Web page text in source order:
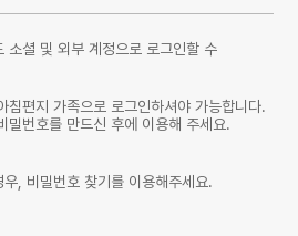
소셜 및 외부 계정으로 로그인할 수
침편지 가족으로 로그인하셔야 가능합니다.
밀번호를 만드신 후에 이용해 주세요.
, 비밀번호 찾기를 이용해주세요.